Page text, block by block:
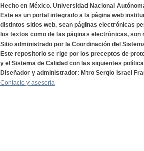
Hecho en México. Universidad Nacional
Este es un portal integrado a la página web
distintos sitios web, sean páginas electrónicas
los textos como de las páginas electrónicas,
Sitio administrado por la Coordinación del
Este repositorio se rige por los preceptos de
y el Sistema de Calidad con las siguientes
Diseñador y administrador: Mtro Sergio Israel
Contacto y asesoría